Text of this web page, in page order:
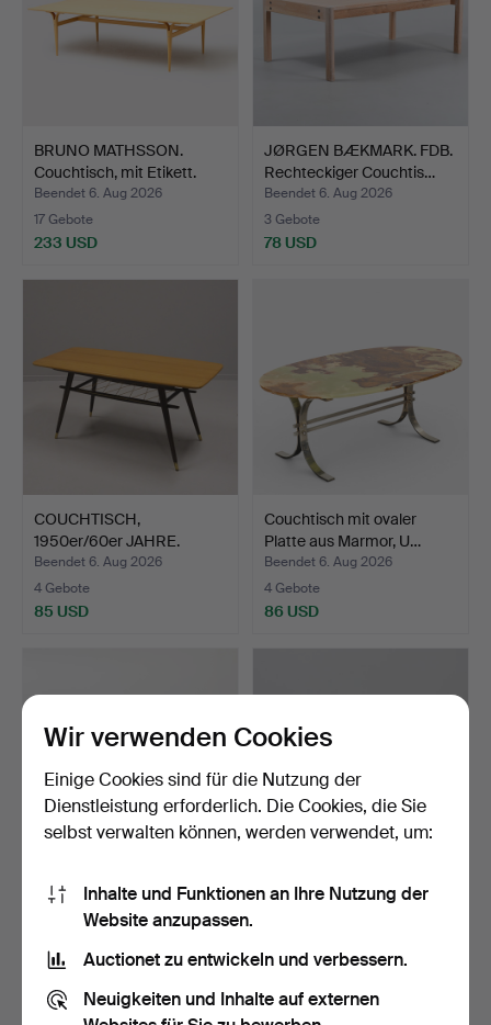
BRUNO MATHSSON.
Couchtisch, mit Etikett.
Beendet 6. Aug 2026
17 Gebote
233 USD
JØRGEN BÆKMARK. FDB.
Rechteckiger Couchtis…
Beendet 6. Aug 2026
3 Gebote
78 USD
COUCHTISCH,
1950er/60er JAHRE.
Beendet 6. Aug 2026
4 Gebote
85 USD
Couchtisch mit ovaler
Platte aus Marmor, U…
Beendet 6. Aug 2026
4 Gebote
86 USD
ASKO, runder Sofatisch in
Teak.
Beendet 6. Aug 2026
4 Gebote
CARL MALMSTEN.
COUCHTISCH, "Ovalen".
7 Gebote
Wir verwenden Cookies
Einige Cookies sind für die Nutzung der
Dienstleistung erforderlich. Die Cookies, die Sie
selbst verwalten können, werden verwendet, um:
Inhalte und Funktionen an Ihre Nutzung der
Website anzupassen.
Auctionet zu entwickeln und verbessern.
Neuigkeiten und Inhalte auf externen